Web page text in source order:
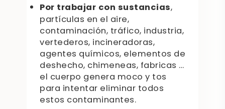
Por trabajar con sustancias,
partículas en el aire,
contaminación, tráfico, industria,
vertederos, incineradoras,
agentes químicos, elementos de
deshecho, chimeneas, fabricas …
el cuerpo genera moco y tos
para intentar eliminar todos
estos contaminantes.